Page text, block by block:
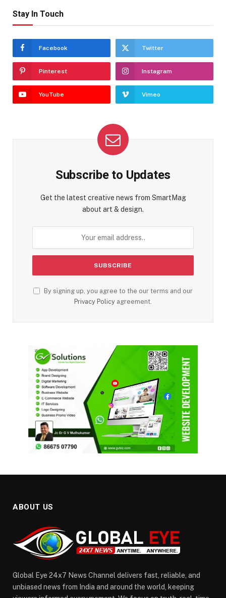
Stay In Touch
Facebook Twitter
Pinterest Instagram
YouTube Vimeo
Subscribe to Updates
Get the latest creative news from SmartMag
about art & design.
By signing up, you agree to the our terms and our
Privacy Policy agreement.
ABOUT US
Global Eye 24x7 News Channel delivers fast, reliable, and
unbiased news from India and around the world, keeping